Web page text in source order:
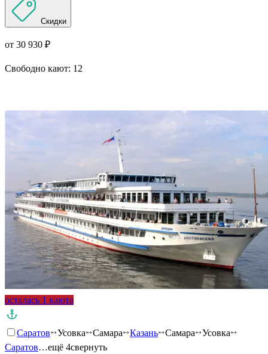
Скидки
от 30 930 ₽
Свободно кают: 12
осталась 1 каюта
Саратов Усовка Самара Казань Самара
Усовка
Саратов…ещё 4свернуть